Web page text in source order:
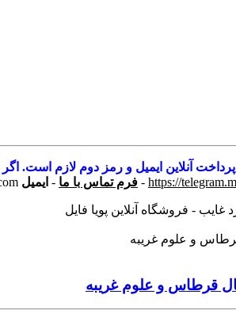
آنلاین ایمیل و رمز دوم لازم است. اگر
https://
- فرم تماس با ما - ایمیل
- فروشگاه آنلاین پویا فایل
قرطاس و علوم غریبه